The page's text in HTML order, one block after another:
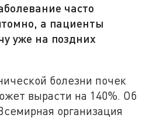
часто
а пациенты
уже на поздних
болезни почек
вырасти на 140%. Об
организация